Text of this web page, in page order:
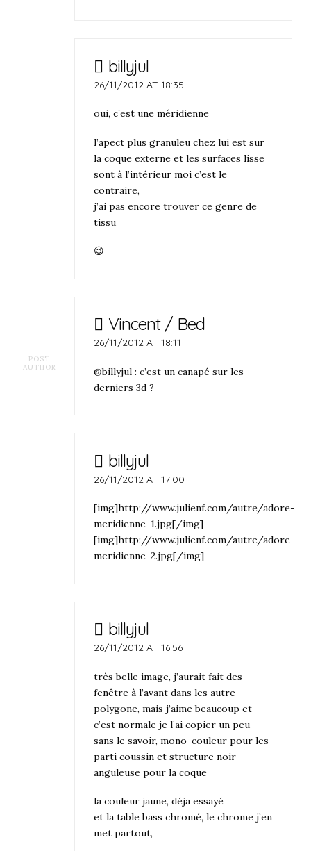
billyjul
26/11/2012 AT 18:35
oui, c’est une méridienne
l’apect plus granuleu chez lui est sur
la coque externe et les surfaces lisse
sont à l’intérieur moi c’est le
contraire,
j’ai pas encore trouver ce genre de
tissu
😉
POST
AUTHOR
Vincent / Bed
26/11/2012 AT 18:11
@billyjul : c’est un canapé sur les
derniers 3d ?
billyjul
26/11/2012 AT 17:00
[img]http://www.julienf.com/autre/adore-
meridienne-1.jpg[/img]
[img]http://www.julienf.com/autre/adore-
meridienne-2.jpg[/img]
billyjul
26/11/2012 AT 16:56
très belle image, j’aurait fait des
fenêtre à l’avant dans les autre
polygone, mais j’aime beaucoup et
c’est normale je l’ai copier un peu
sans le savoir, mono-couleur pour les
parti coussin et structure noir
anguleuse pour la coque
la couleur jaune, déja essayé
et la table bass chromé, le chrome j’en
met partout,